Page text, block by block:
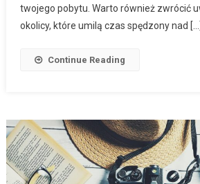
twojego pobytu. Warto również zwrócić
okolicy, które umilą czas spędzony nad […]
Continue Reading